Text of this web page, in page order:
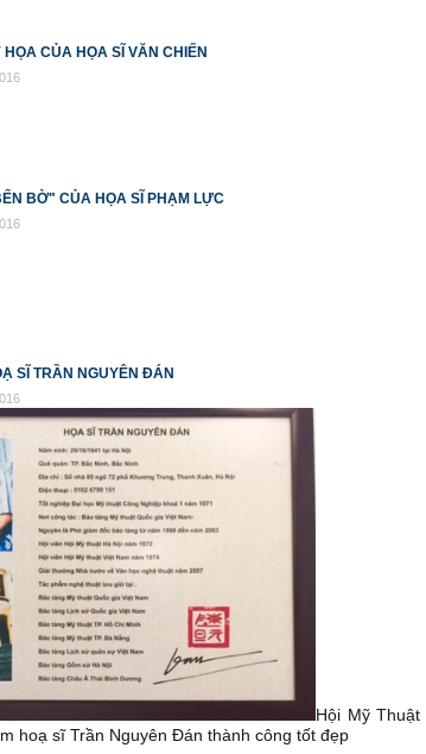
CỦA HỌA SĨ VĂN CHIẾN
BỜ" CỦA HỌA SĨ PHẠM LỰC
SĨ TRẦN NGUYÊN ĐÁN
Hội Mỹ
hoạ sĩ Trần Nguyên Đán thành công tốt đẹp